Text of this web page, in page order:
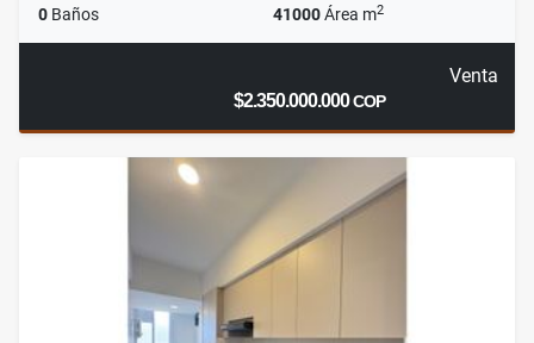
0 Baños 41000Área m2
Venta
$2.350.000.000COP